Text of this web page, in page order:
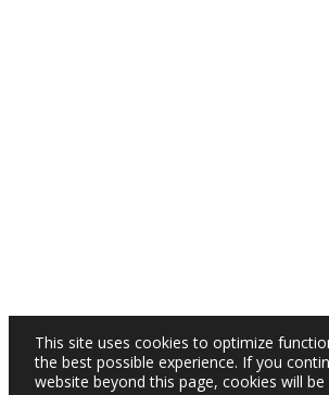
This site uses cookies to optimize
the best possible experience. If you
website beyond this page, cookies will